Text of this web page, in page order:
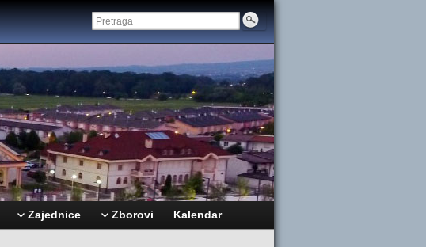
Zajednice Zborovi Kalendar